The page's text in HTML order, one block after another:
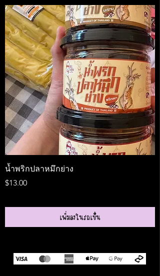
น้ำพริกปลาหมึกย่าง
ราคา
$13.00
เพิ่มลงในรถเข็น